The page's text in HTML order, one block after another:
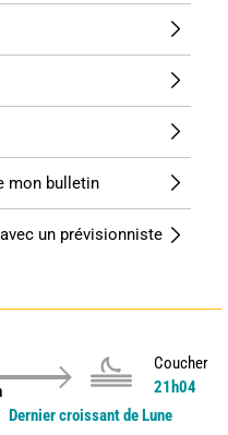
mon bulletin
un prévisionniste
Coucher
21h04
Dernier croissant de Lune